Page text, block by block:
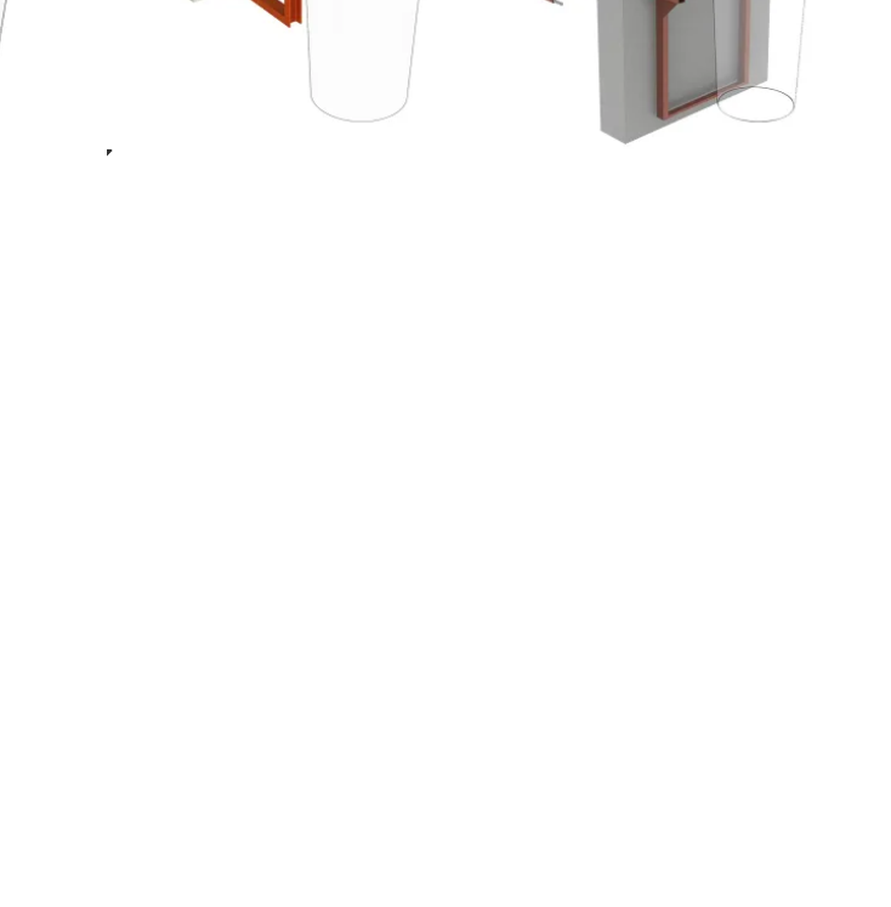
высотные работы. Их основная задача — безопасное и быстрое удаление строительного мусора с
и минимизирует риск травм, связанных с перемещением строительного мусора вручную.
собой, образуя прочную и надежную конструкцию. Одним из важных элементов системы является
Также в состав системы могут входить дополнительные элементы, такие как крепления и
легки в установке, устойчивы к ударам и вибрациям, что делает их долговечными. Прочный пластик
на улице. Кроме того, пластиковый мусоросброс легко очищается, не ржавеет и не
их на любых объектах, от малоэтажного строительства до многоэтажных комплексов. Удобная
в зависимости от текущих нужд проекта. Важным аспектом является прочность и безопасность
на строительных площадках и ускорить процесс утилизации строительного мусора.